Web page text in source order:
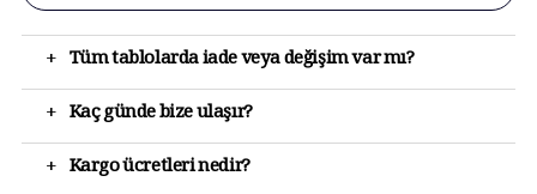
+ Tüm tablolarda iade veya değişim var mı?
+ Kaç günde bize ulaşır?
+ Kargo ücretleri nedir?